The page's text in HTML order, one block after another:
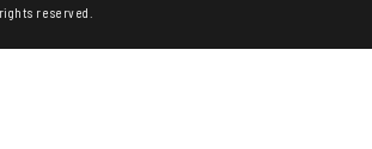
reserved.